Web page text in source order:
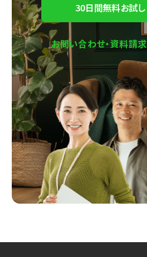
30日間無料お試し
お問い合わせ・資料請求